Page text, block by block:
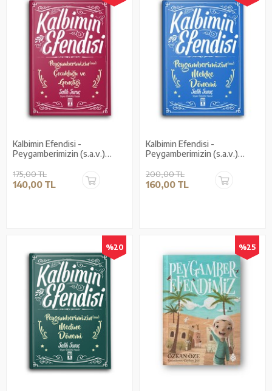
Kalbimin Efendisi -
Peygamberimizin (s.a.v.)
175,00 TL
140,00 TL
Kalbimin Efendisi -
Peygamberimizin (s.a.v.)
200,00 TL
160,00 TL
%20 %25